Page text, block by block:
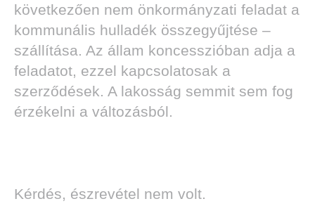
következően nem önkormányzati feladat a
kommunális hulladék összegyűjtése –
szállítása. Az állam koncesszióban adja a
feladatot, ezzel kapcsolatosak a
szerződések. A lakosság semmit sem fog
érzékelni a változásból.
Kérdés, észrevétel nem volt.